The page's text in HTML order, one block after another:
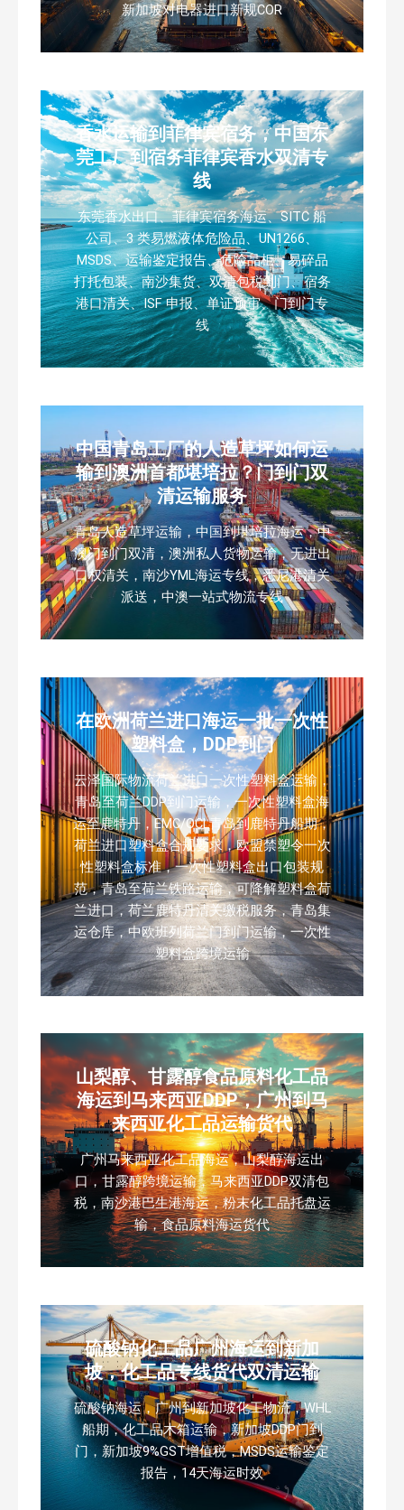
新加坡对电器进口新规COR
香水运输到菲律宾宿务，中国东
莞工厂到宿务菲律宾香水双清专
线
东莞香水出口、菲律宾宿务海运、SITC 船
公司、3 类易燃液体危险品、UN1266、
MSDS、运输鉴定报告、危险品柜、易碎品
打托包装、南沙集货、双清包税到门、宿务
港口清关、ISF 申报、单证预审、门到门专
线
中国青岛工厂的人造草坪如何运
输到澳洲首都堪培拉？门到门双
清运输服务
青岛人造草坪运输，中国到堪培拉海运，中
澳门到门双清，澳洲私人货物运输，无进出
口权清关，南沙YML海运专线，悉尼港清关
派送，中澳一站式物流专线
在欧洲荷兰进口海运一批一次性
塑料盒，DDP到门
云泽国际物流荷兰进口一次性塑料盒运输，
青岛至荷兰DDP到门运输，一次性塑料盒海
运至鹿特丹，EMC/OCL青岛到鹿特丹船期，
荷兰进口塑料盒合规要求，欧盟禁塑令一次
性塑料盒标准，一次性塑料盒出口包装规
范，青岛至荷兰铁路运输，可降解塑料盒荷
兰进口，荷兰鹿特丹清关缴税服务，青岛集
运仓库，中欧班列荷兰门到门运输，一次性
塑料盒跨境运输
山梨醇、甘露醇食品原料化工品
海运到马来西亚DDP，广州到马
来西亚化工品运输货代
广州马来西亚化工品海运，山梨醇海运出
口，甘露醇跨境运输，马来西亚DDP双清包
税，南沙港巴生港海运，粉末化工品托盘运
输，食品原料海运货代
硫酸钠化工品广州海运到新加
坡，化工品专线货代双清运输
硫酸钠海运，广州到新加坡化工物流，WHL
船期，化工品木箱运输，新加坡DDP门到
门，新加坡9%GST增值税，MSDS运输鉴定
报告，14天海运时效